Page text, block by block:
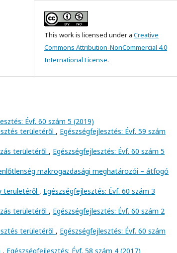
This work is licensed under a Creative
Commons Attribution-NonCommercial 4.0
International License.
Évf. 60 szám 5 (2019)
területéről , Egészségfejlesztés: Évf. 59 szám
területéről , Egészségfejlesztés: Évf. 60 szám 5
makrogazdasági meghatározói – átfogó
területéről , Egészségfejlesztés: Évf. 60 szám 3
területéről , Egészségfejlesztés: Évf. 60 szám 2
területéről , Egészségfejlesztés: Évf. 60 szám
, Egészségfejlesztés: Évf. 58 szám 4 (2017)